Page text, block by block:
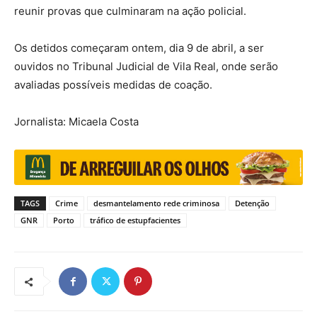
reunir provas que culminaram na ação policial.
Os detidos começaram ontem, dia 9 de abril, a ser
ouvidos no Tribunal Judicial de Vila Real, onde serão
avaliadas possíveis medidas de coação.
Jornalista: Micaela Costa
TAGS Crime desmantelamento rede criminosa
Detenção
GNR
Porto tráfico de estupfacientes